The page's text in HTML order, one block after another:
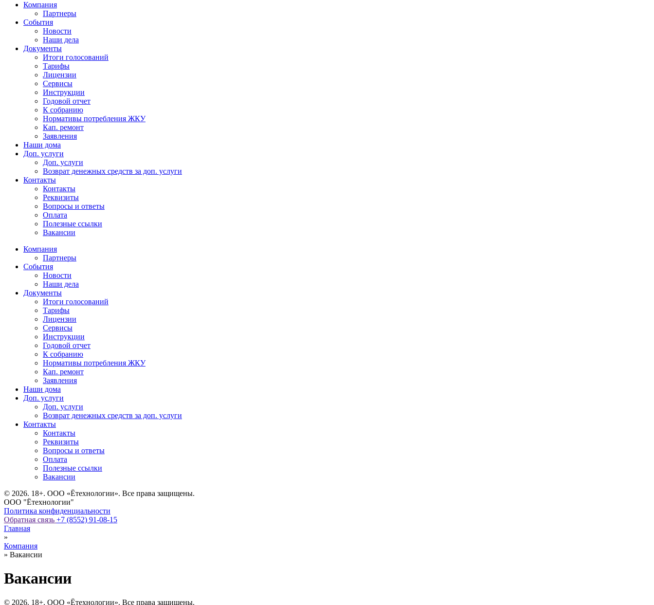
Компания
Партнеры
События
Новости
Наши дела
Документы
Итоги голосований
Тарифы
Лицензии
Сервисы
Инструкции
Годовой отчет
К собранию
Нормативы потребления ЖКУ
Кап. ремонт
Заявления
Наши дома
Доп. услуги
Доп. услуги
Возврат денежных средств за доп. услуги
Контакты
Контакты
Реквизиты
Вопросы и ответы
Оплата
Полезные ссылки
Вакансии
Компания
Партнеры
События
Новости
Наши дела
Документы
Итоги голосований
Тарифы
Лицензии
Сервисы
Инструкции
Годовой отчет
К собранию
Нормативы потребления ЖКУ
Кап. ремонт
Заявления
Наши дома
Доп. услуги
Доп. услуги
Возврат денежных средств за доп. услуги
Контакты
Контакты
Реквизиты
Вопросы и ответы
Оплата
Полезные ссылки
Вакансии
© 2026. 18+. ООО «Ётехнологии». Все права защищены.
ООО "Ётехнологии"
Политика конфиденциальности
Обратная связь +7 (8552) 91-08-15
Главная
»
Компания
» Вакансии
Вакансии
© 2026. 18+. ООО «Ётехнологии». Все права защищены.